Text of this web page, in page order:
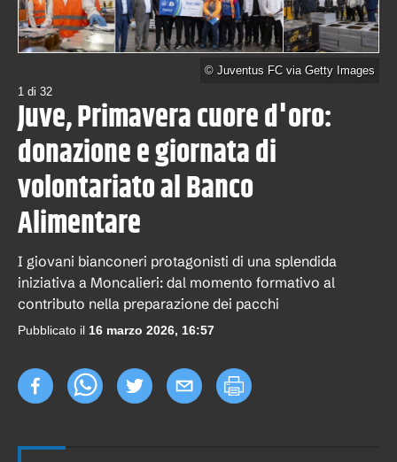
© Juventus FC via Getty Images
1 di 32
Juve, Primavera cuore d'oro:
donazione e giornata di
volontariato al Banco
Alimentare
I giovani bianconeri protagonisti di una splendida
iniziativa a Moncalieri: dal momento formativo al
contributo nella preparazione dei pacchi
Pubblicato il 16 marzo 2026, 16:57